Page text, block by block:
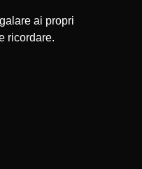
ai propri
ricordare.